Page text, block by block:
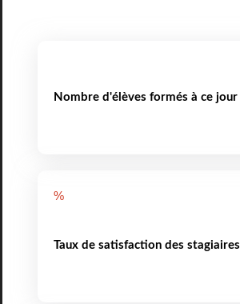
Nombre d'élèves formés à ce jour
%
Taux de satisfaction des stagiaires